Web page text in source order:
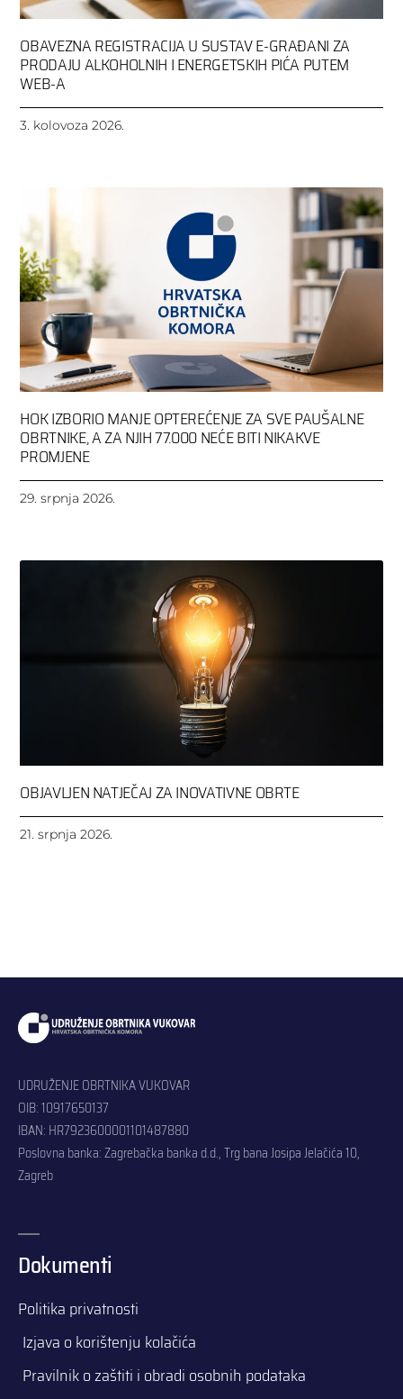
OBAVEZNA REGISTRACIJA U SUSTAV E-GRAĐANI ZA
PRODAJU ALKOHOLNIH I ENERGETSKIH PIĆA PUTEM
WEB-A
3. kolovoza 2026.
HOK IZBORIO MANJE OPTEREĆENJE ZA SVE PAUŠALNE
OBRTNIKE, A ZA NJIH 77.000 NEĆE BITI NIKAKVE
PROMJENE
29. srpnja 2026.
OBJAVLJEN NATJEČAJ ZA INOVATIVNE OBRTE
21. srpnja 2026.
UDRUŽENJE OBRTNIKA VUKOVAR
OIB: 10917650137
IBAN: HR7923600001101487880
Poslovna banka: Zagrebačka banka d.d., Trg bana Josipa Jelačića 10,
Zagreb
Dokumenti
Politika privatnosti
Izjava o korištenju kolačića
Pravilnik o zaštiti i obradi osobnih podataka